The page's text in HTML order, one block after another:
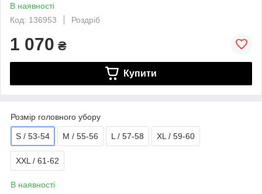
В наявності
Код: 136953
Роздріб
1 070 ₴
Купити
Розмір головного убору
S / 53-54 M / 55-56 L / 57-58 XL / 59-60
XXL / 61-62
В наявності